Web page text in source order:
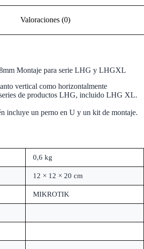
Valoraciones (0)
Montaje para serie LHG y LHGXL
vertical como horizontalmente
de productos LHG, incluido LHG XL.
incluye un perno en U y un kit de montaje.
0,6 kg
12 × 12 × 20 cm
MIKROTIK